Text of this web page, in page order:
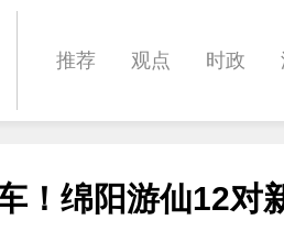
推荐 观点 时政
体育 娱乐 影像
！绵阳游仙12对